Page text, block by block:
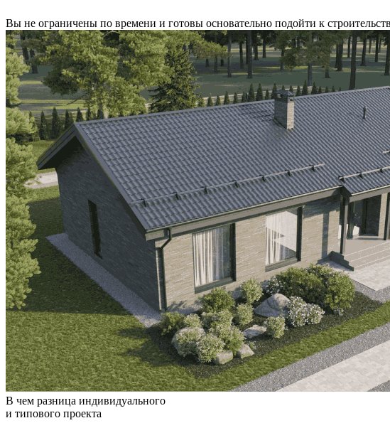
Вы не ограничены по времени и готовы основательно подойти к
В чем разница индивидуального
и типового проекта